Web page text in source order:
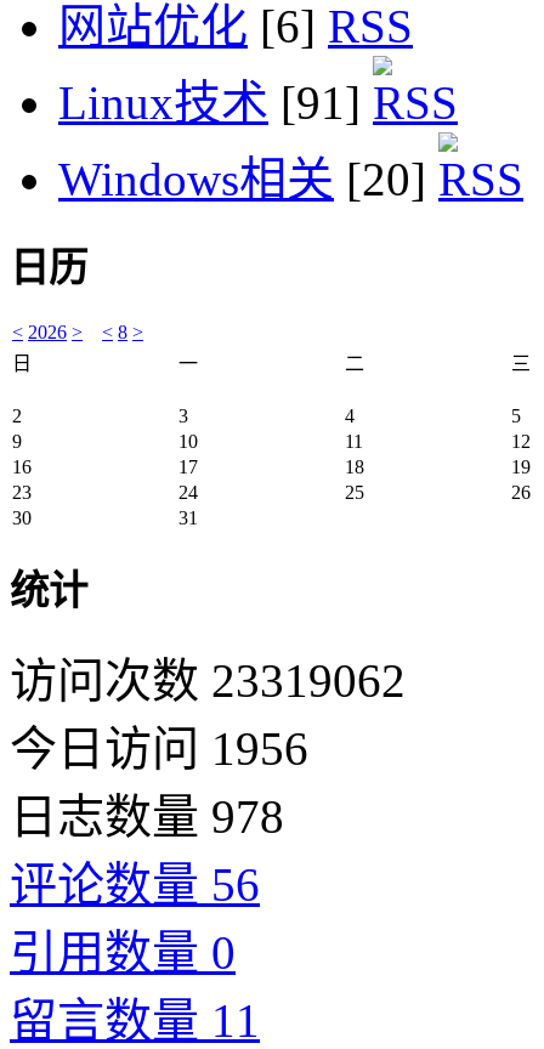
网站优化 [6]
Linux技术 [91]
Windows相关 [20]
日历
< 2026 > < 8 >
日
一 二 三
2 3 4
5
9
10 11
12
16
17 18
19
23
24 25
26
30
31
统计
访问次数 23319062
今日访问 1956
日志数量 978
评论数量 56
引用数量 0
留言数量 11